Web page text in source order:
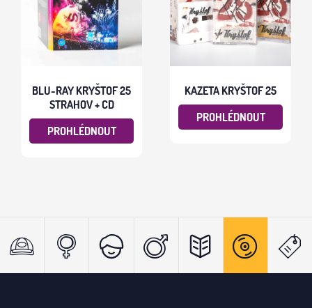
BLU-RAY KRYŠTOF 25
STRAHOV + CD
PROHLÉDNOUT
KAZETA KRYŠTOF 25
PROHLÉDNOUT